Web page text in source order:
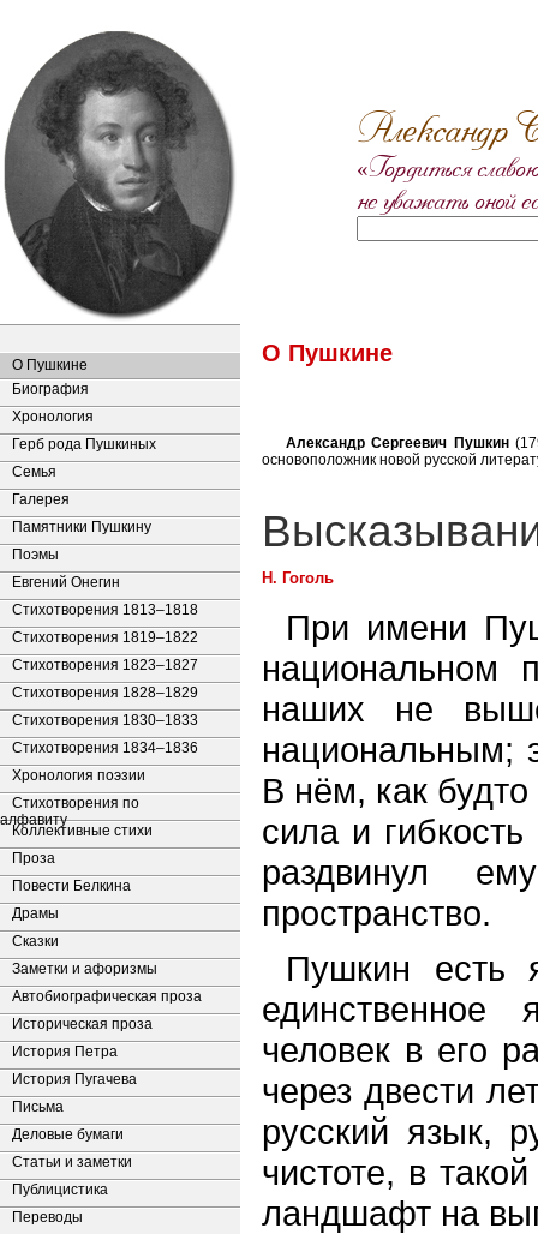
Александр
«Гордиться
не уважать оной
О Пушкине
Биография
Хронология
Герб рода Пушкиных
Семья
Галерея
Памятники Пушкину
Поэмы
Евгений Онегин
Стихотворения 1813–1818
Стихотворения 1819–1822
Стихотворения 1823–1827
Стихотворения 1828–1829
Стихотворения 1830–1833
Стихотворения 1834–1836
Хронология поэзии
Стихотворения по
алфавиту
Коллективные стихи
Проза
Повести Белкина
Драмы
Сказки
Заметки и афоризмы
Автобиографическая проза
Историческая проза
История Петра
История Пугачева
Письма
Деловые бумаги
Статьи и заметки
Публицистика
Переводы
О Пушкине
Александр Сергеевич Пушкин
основоположник новой русской
Н. Гоголь
При имени
национальном
наших не
национальным;
В нём, как будто
сила и
раздвинул
пространство.
Пушкин есть
единственное
человек в его
через двести
русский язык,
чистоте, в
ландшафт на